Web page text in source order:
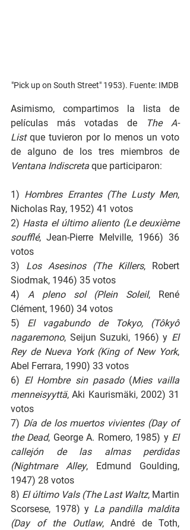
"Pick up on South Street" 1953). Fuente: IMDB
Asimismo, compartimos la lista de
películas más votadas de The A-
List que tuvieron por lo menos un voto
Ventana Indiscreta que participaron:
1) Hombres Errantes (The Lusty Men,
Nicholas Ray, 1952) 41 votos
2) Hasta el último aliento (Le deuxième
soufflé, Jean-Pierre Melville, 1966) 36
votos
3) Los Asesinos (The Killers, Robert
Siodmak, 1946) 35 votos
4) A pleno sol (Plein Soleil, René
Clément, 1960) 34 votos
5) El vagabundo de Tokyo, (Tôkyô
nagaremono, Seijun Suzuki, 1966) y El
Rey de Nueva York (King of New York,
Abel Ferrara, 1990) 33 votos
6) El Hombre sin pasado (Mies vailla
menneisyyttä, Aki Kaurismäki, 2002) 31
votos
7) Día de los muertos vivientes (Day of
the Dead, George A. Romero, 1985) y El
callejón de las almas perdidas
(Nightmare Alley, Edmund Goulding,
1947) 28 votos
8) El último Vals (The Last Waltz, Martin
Scorsese, 1978) y La pandilla maldita
(Day of the Outlaw, André de Toth,